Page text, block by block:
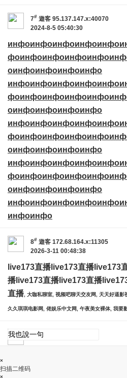
7# 遊客 95.137.147.x:40070
2024-8-5 05:40:30
инфоинфоинфоинфоинфо
фоинфоинфоинфоинфо
оинфоинфоинфоинфо
инфоинфоинфоинфоинфо
фоинфоинфоинфоинфо
оинфоинфоинфоинфо
инфоинфоинфоинфоинфо
фоинфоинфоинфоинфо
оинфоинфоинфоинфо
инфоинфоинфоинфоинфо
фоинфоинфоинфоинфо
оинфоинфоинфоинфо
инфоинфоинфоинфоинфо
инфоинфо
8# 遊客 172.68.164.x:11305
2026-3-11 00:48:38
live173直播 live173直播 live173
播 live173直播 live173直播
直播 , 大咖私聊室, 视频吧聊天交友网, 天天好逼
久久琪琪电影网, 佬娱乐中文网, 午夜美女裸体, 我要
×
扫描二维码
×